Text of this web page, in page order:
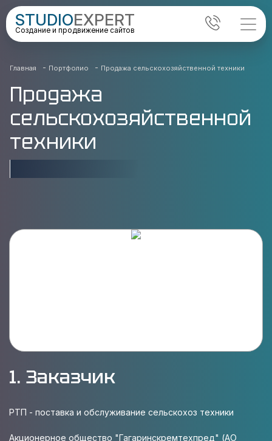
STUDIOEXPERT
Создание и продвижение сайтов
Главная - Портфолио - Продажа сельскохозяйственной техники
Продажа
сельскохозяйственной
техники
1. Заказчик
РТП - поставка и обслуживание сельскохоз техники
Акционерное общество "Гагаринскремтехпред" (АО